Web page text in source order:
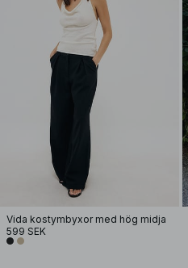
Vida kostymbyxor med hög midja
599 SEK